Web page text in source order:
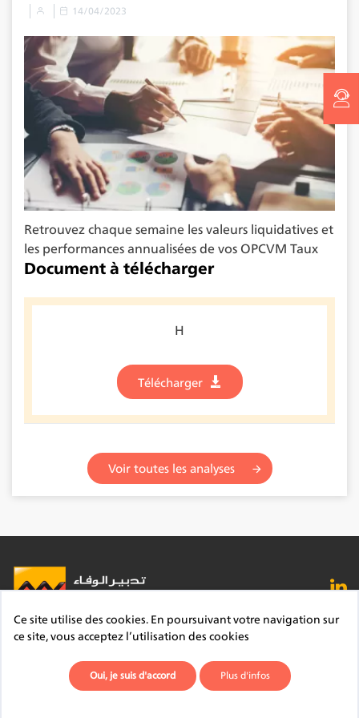
14/04/2023
Retrouvez chaque semaine les valeurs liquidatives et
les performances annualisées de vos OPCVM Taux
Document à télécharger
H
Télécharger
Voir toutes les analyses
FAQ Lexique Contact
Mentions légales
Site du Groupe
Plan du site Déontologie
Ce site utilise des cookies. En poursuivant votre navigation sur
ce site, vous acceptez l’utilisation des cookies
Oui, je suis d'accord Plus d'infos